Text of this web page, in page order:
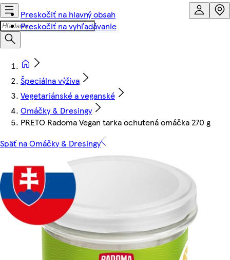
Preskočiť na hlavný obsah
Preskočiť na vyhľadávanie
Špeciálna výživa
Vegetariánské a veganské
Omáčky & Dresingy
PRETO Radoma Vegan tarka ochutená omáčka 270 g
Späť na Omáčky & Dresingy